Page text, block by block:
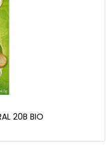
20B BIO